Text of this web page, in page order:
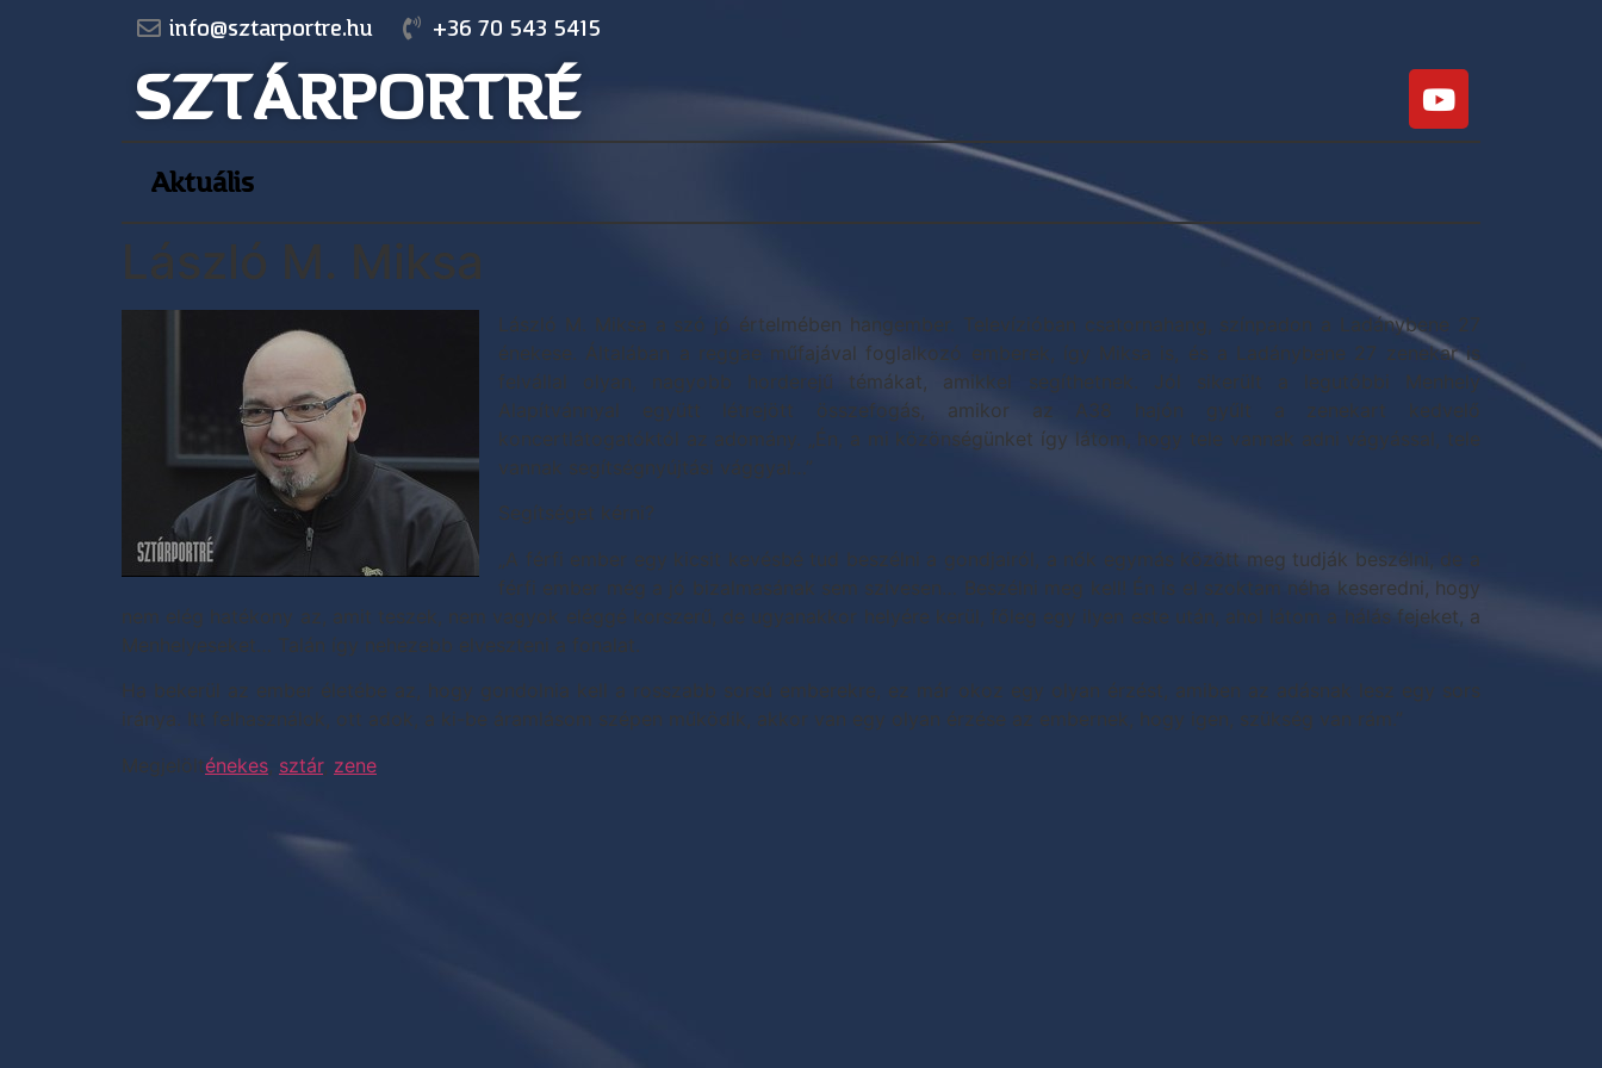
info@sztarportre.hu +36 70 543 5415
SZTÁRPORTRÉ
Aktuális
László M. Miksa
László M. Miksa a szó jó értelmében hangember. Televízióban csatornahang, színpadon a Ladánybene 27
énekese. Általában a reggae műfajával foglalkozó emberek, így Miksa is, és a Ladánybene 27 zenekar is
felvállal olyan, nagyobb horderejű témákat, amikkel segíthetnek. Jól sikerült a legutóbbi Menhely
Alapítvánnyal együtt létrejött összefogás, amikor az A38 hajón gyűlt a zenekart kedvelő
koncertlátogatóktól az adomány. „Én, a mi közönségünket így látom, hogy tele vannak adni vágyással, tele
vannak segítségnyújtási vággyal…”
Segítséget kérni?
„A férfi ember egy kicsit kevésbé tud beszélni a gondjairól, a nők egymás között meg tudják beszélni, de a
férfi ember még a jó bizalmasának sem szívesen… Beszélni meg kell! Én is el szoktam néha keseredni, hogy
nem elég hatékony az, amit teszek, nem vagyok eléggé korszerű, de ugyanakkor helyére kerül, főleg egy ilyen este után, ahol látom a hálás fejeket, a
Menhelyeseket… Talán így nehezebb elveszteni a fonalat.
Ha bekerül az ember életébe az, hogy gondolnia kell a rosszabb sorsú emberekre, ez már okoz egy olyan érzést, amiben az adásnak lesz egy sors
iránya. Itt felhasználok, ott adok, a ki-be áramlásom szépen működik, akkor van egy olyan érzése az embernek, hogy igen, szükség van rám.”
Megjelölténekes sztár, zene